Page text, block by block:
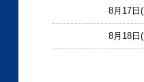
8月17日
8月18日